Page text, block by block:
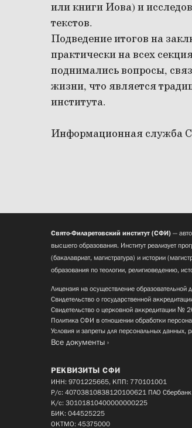
или книги Иова) и
текстов.
Подведение итогов на
практически на всех
поднимались вопросы,
жизни, что является
института.
Информационная служба
Свято-Филаретовский институт (СФИ) —
высшего образования. Институт реализует
(бакалавриат, магистратура) и истории
образования по теологии, религиоведению,
Лицензия на осуществление образовательной
Свидетельство о государственной
Свидетельство о церковной аккредитации №
Политика СФИ в отношении обработки
Условия и запреты для персональных данных,
Все документы
РЕКВИЗИТЫ СФИ
ИНН: 9701225665, КПП: 770101001
Р/с: 40703810838120100621 ПАО Сбербанк
К/с: 30101810400000000225
БИК: 044525225
ОКТМО: 45375000